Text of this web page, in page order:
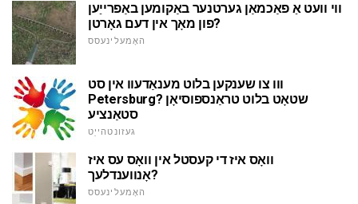
ווי וועט אַ פאַכמאַן גערטנער באַקומען באַפרייַען
פון מאָך אין דעם גאָרטן?
האָמעלינעסס
ווו צו שענקען בלוט מענאַדעוו אין סט
Petersburg? שטאָט בלוט טראַנספוסיאָן
סטאַנציע
געזונטהייַט
וואָס איז די קעסטל אין וואָס עס איז
אָנווענדלעך?
האָמעלינעסס